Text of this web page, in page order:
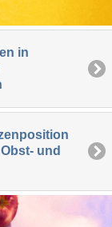
in
und